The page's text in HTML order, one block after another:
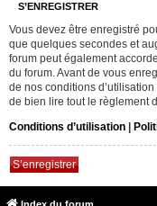
S’ENREGISTRER
Vous devez être enregistré
que quelques secondes et
forum peut également
du forum. Avant de vous
de nos conditions
de bien lire tout le règlement
Conditions d’utilisation
S’enregistrer